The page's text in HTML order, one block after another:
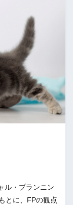
ル・プランニン
とに、FPの観点